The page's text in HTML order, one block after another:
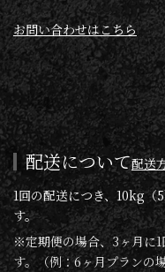
お問い合わせはこちら
配送について配送
1回の配送につき、10kg
す。
※定期便の場合、3ヶ月に
す。（例：6ヶ月プランの